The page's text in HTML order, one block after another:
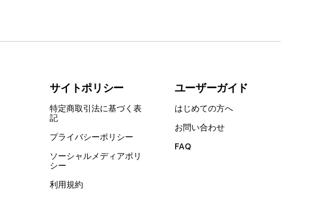
サイトポリシー
特定商取引法に基づく表
記
プライバシーポリシー
ソーシャルメディアポリ
シー
利用規約
ユーザーガイド
はじめての方へ
お問い合わせ
FAQ